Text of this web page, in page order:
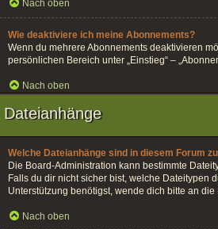
Nach oben
Wie deaktiviere ich meine Abonnements?
Wenn du mehrere Abonnements deaktivieren
persönlichen Bereich unter „Einstieg“ –
Nach oben
Dateianhänge
Welche Dateianhänge sind in diesem Forum
Die Board-Administration kann bestimmte
Falls du dir nicht sicher bist, welche Dateitypen
Unterstützung benötigst, wende dich bitte an
Nach oben